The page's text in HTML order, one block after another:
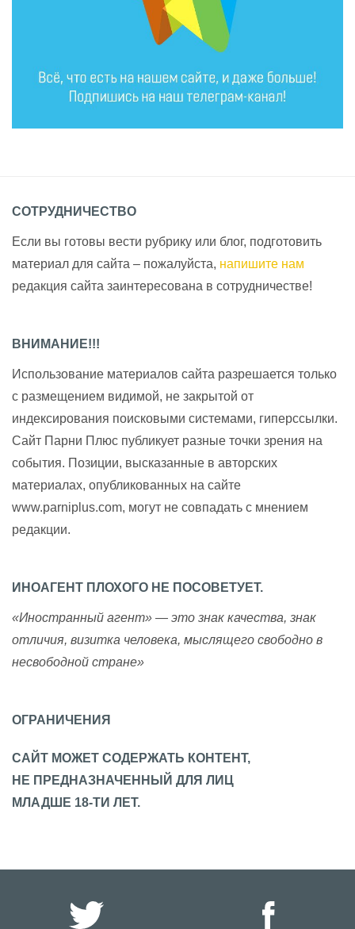
СОТРУДНИЧЕСТВО
Если вы готовы вести рубрику или блог, подготовить
материал для сайта – пожалуйста, напишите нам
редакция сайта заинтересована в сотрудничестве!
ВНИМАНИЕ!!!
Использование материалов сайта разрешается только
с размещением видимой, не закрытой от
индексирования поисковыми системами, гиперссылки.
Сайт Парни Плюс публикует разные точки зрения на
события. Позиции, высказанные в авторских
материалах, опубликованных на сайте
www.parniplus.com, могут не совпадать с мнением
редакции.
ИНОАГЕНТ ПЛОХОГО НЕ ПОСОВЕТУЕТ.
«Иностранный агент» — это знак качества, знак
отличия, визитка человека, мыслящего свободно в
несвободной стране»
ОГРАНИЧЕНИЯ
САЙТ МОЖЕТ СОДЕРЖАТЬ КОНТЕНТ,
НЕ ПРЕДНАЗНАЧЕННЫЙ ДЛЯ ЛИЦ
МЛАДШЕ 18-ТИ ЛЕТ.